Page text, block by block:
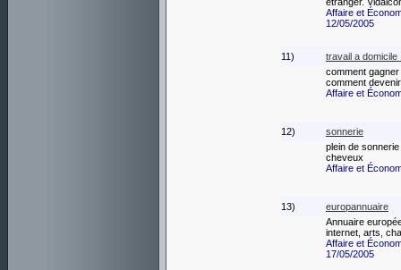
Affaire et
12/05/2005
11)
travail a domicile
comment
comment
Affaire et
12)
sonnerie
plein de
cheveux
Affaire et
13)
europannuaire
Annuaire
internet, arts,
Affaire et
17/05/2005